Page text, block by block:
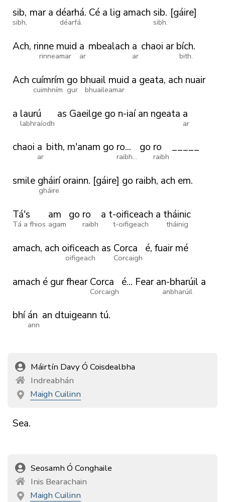
sib,
sibh,
mar a déarhá.
déarfá.
Cé a lig amach sib.
sibh.
[gáire]
Ach, rinne muid
rinneamar
a
ar
mbealach a
ar
chaoi ar bích.
bith.
Ach cuímrím
cuimhním
go
gur
bhuail muid
bhuaileamar
a geata, ach nuair
a laurú
labhraíodh
as Gaeilge go n-iaí an ngeata a
ar
chaoi a
ar
bith, m'anam go ro...
raibh...
go ro
raibh
_____
smile gháirí
gháire
orainn. [gáire] go raibh, ach em.
Tá's
Tá a fhios
am
agam
go ro
raibh
a t-oificeach
t-oifigeach
a tháinic
tháinig
amach, ach oificeach
oifigeach
as Corca
Corcaigh
é, fuair mé
amach é gurfhear Corca
Corcaigh
é... Fear an-bharúil
anbharúil
a
bhí án
ann
an dtuigeann tú.
Máirtín Davy Ó Coisdealbha
Indreabhán
Maigh Cuilinn
Sea.
Seosamh Ó Conghaile
Inis Bearachain
Maigh Cuilinn